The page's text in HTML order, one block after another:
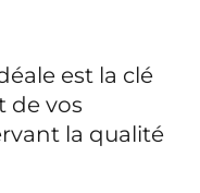
est la clé
de vos
la qualité